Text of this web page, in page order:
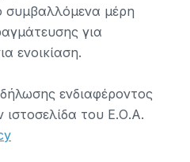
συμβαλλόμενα μέρη
για
ενοικίαση.
ενδιαφέροντος
ιστοσελίδα του Ε.Ο.Α.